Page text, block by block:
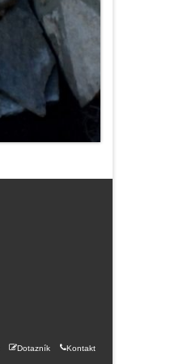
Dotazník Kontakt